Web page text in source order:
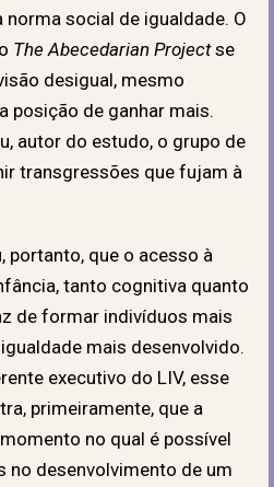
social de igualdade. O
The Abecedarian Projectse
desigual, mesmo
posição de ganhar mais.
autor do estudo, o grupo de
transgressões que fujam à
portanto, que o acesso à
tanto cognitiva quanto
de formar indivíduos mais
mais desenvolvido.
executivo do LIV, esse
primeiramente, que a
no qual é possível
desenvolvimento de um